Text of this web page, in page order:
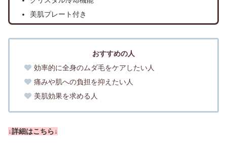
美肌プレート付き
おすすめの人
効率的に全身のムダ毛をケアしたい人
痛みや肌への負担を抑えたい人
美肌効果を求める人
↓詳細はこちら↓